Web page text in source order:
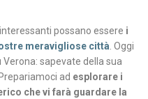
possano essere i
meravigliose città. Oggi
sapevate della sua
ad esplorare i
che vi farà guardare la